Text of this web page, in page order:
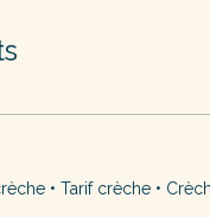
• Tarif crèche •